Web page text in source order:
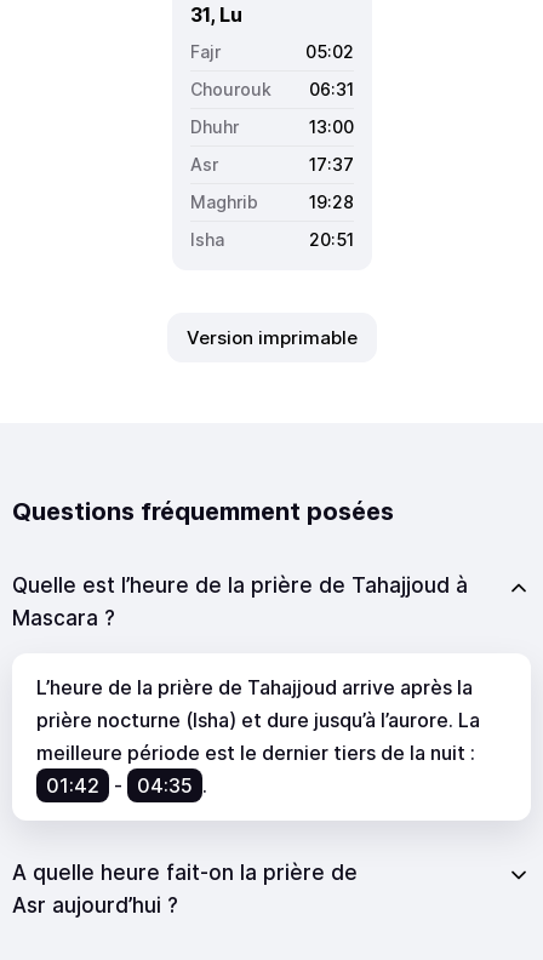
31, Lu
05:02
06:31
13:00
17:37
19:28
20:51
Version imprimable
Questions fréquemment posées
Quelle est l’heure de la prière de Tahajjoud à
Mascara ?
L’heure de la prière de Tahajjoud arrive après la
prière nocturne (Isha) et dure jusqu’à l’aurore. La
meilleure période est le dernier tiers de la nuit :
01:42
- 04:35 .
A quelle heure fait-on la prière de
Asr aujourd’hui ?